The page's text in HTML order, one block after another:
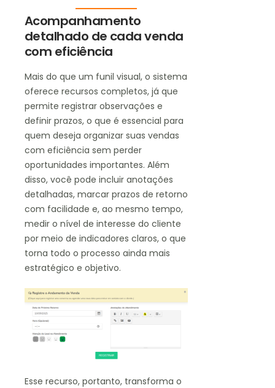
Acompanhamento
detalhado de cada venda
com eficiência
Mais do que um funil visual, o sistema
oferece recursos completos, já que
permite registrar observações e
definir prazos, o que é essencial para
quem deseja organizar suas vendas
com eficiência sem perder
oportunidades importantes. Além
disso, você pode incluir anotações
detalhadas, marcar prazos de retorno
com facilidade e, ao mesmo tempo,
medir o nível de interesse do cliente
por meio de indicadores claros, o que
torna todo o processo ainda mais
estratégico e objetivo.
Esse recurso, portanto, transforma o